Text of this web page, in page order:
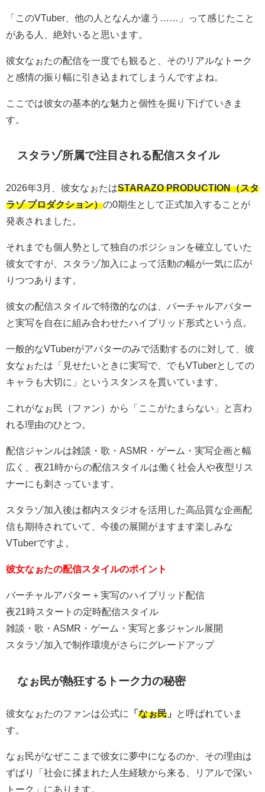
「このVTuber、他の人となんか違う……」って感じたこと
がある人、絶対いると思います。
彼女なぉたの配信を一度でも観ると、そのリアルなトーク
と感情の振り幅に引き込まれてしまうんですよね。
ここでは彼女の基本的な魅力と個性を掘り下げていきま
す。
スタラゾ所属で注目される配信スタイル
2026年3月、彼女なぉたはSTARAZO PRODUCTION（スタ
ラゾ プロダクション）の0期生として正式加入することが
発表されました。
それまでも個人勢として独自のポジションを確立していた
彼女ですが、スタラゾ加入によって活動の幅が一気に広が
りつつあります。
彼女の配信スタイルで特徴的なのは、 バーチャルアバター
と実写を自在に組み合わせたハイブリッド形式という点。
一般的なVTuberがアバターのみで活動するのに対して、彼
女なぉたは「見せたいときに実写で、でもVTuberとしての
キャラも大切に」というスタンスを貫いています。
これがなぉ民（ファン）から「ここがたまらない」と言わ
れる理由のひとつ。
配信ジャンルは雑談・歌・ASMR・ゲーム・実写企画と幅
広く、夜21時からの配信スタイルは働く社会人や夜型リス
ナーにも刺さっています。
スタラゾ加入後は都内スタジオを活用した高品質な企画配
信も期待されていて、今後の展開がますます楽しみな
VTuberですよ。
彼女なぉたの配信スタイルのポイント
バーチャルアバター＋実写のハイブリッド配信
夜21時スタートの定時配信スタイル
雑談・歌・ASMR・ゲーム・実写と多ジャンル展開
スタラゾ加入で制作環境がさらにグレードアップ
なぉ民が熱狂するトーク力の秘密
彼女なぉたのファンは公式に 「 なぉ民 」
と呼ばれていま
す。
なぉ民がなぜここまで彼女に夢中になるのか、その理由は
ずばり
「社会に揉まれた人生経験から来る、リアルで深い
トーク」 にあります。